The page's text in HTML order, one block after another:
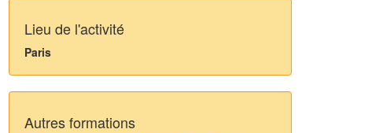
Lieu de l'activité
Paris
Autres formations